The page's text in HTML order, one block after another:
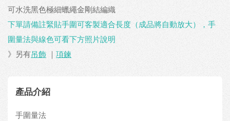
可水洗黑色極細蠟繩金剛結編織
下單請備註緊貼手圍可客製適合長度（成品將自動放大），手
圍量法與線色可看下方照片說明
》另有吊飾 ｜ 項鍊
產品介紹
手圍量法